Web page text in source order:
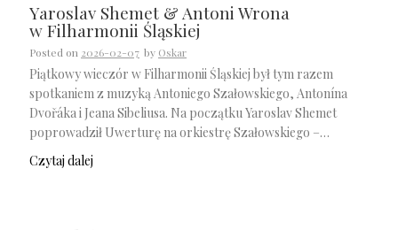
Yaroslav Shemet & Antoni Wrona
w Filharmonii Śląskiej
Posted on 2026-02-07 by Oskar
Piątkowy wieczór w Filharmonii Śląskiej był tym razem
spotkaniem z muzyką Antoniego Szałowskiego, Antonína
Dvořáka i Jeana Sibeliusa. Na początku Yaroslav Shemet
poprowadził Uwerturę na orkiestrę Szałowskiego –…
Czytaj dalej